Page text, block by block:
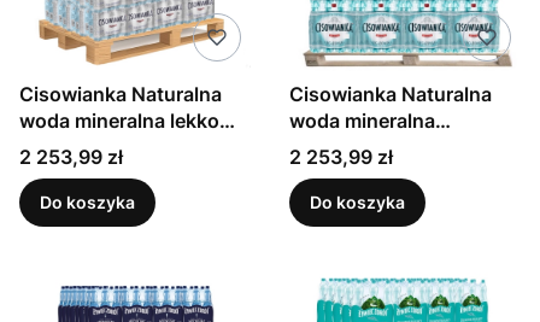
Cisowianka Naturalna
woda mineralna lekko
gazowana niskosodowa
500 ml x 1512 sztuk
(paleta)
Cena
2 253,99 zł
Do koszyka
Cisowianka Naturalna
woda mineralna
niegazowana
niskosodowa 500 ml x
1512 sztuk (paleta)
Cena
2 253,99 zł
Do koszyka